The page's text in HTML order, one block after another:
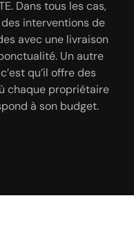
Dans tous les cas,
interventions de
avec une livraison
Un autre
qu’il offre des
chaque propriétaire
à son budget.
avec garantie pour
en particulier.
vas où voulez d’un
abordables.
des façades passe
sur les façades.
les produits lors
de la peinture. Pour
42, la pose de
opération pour
est aussi important